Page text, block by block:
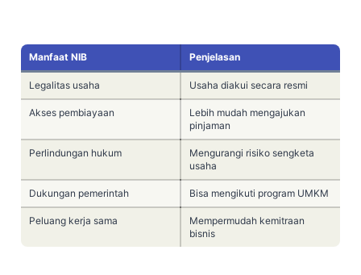
Manfaat NIB Penjelasan
Legalitas usaha Usaha diakui secara resmi
Akses pembiayaan
Lebih mudah mengajukan
pinjaman
Perlindungan hukum
Mengurangi risiko sengketa
usaha
Dukungan pemerintah Bisa mengikuti program UMKM
Peluang kerja sama
Mempermudah kemitraan
bisnis